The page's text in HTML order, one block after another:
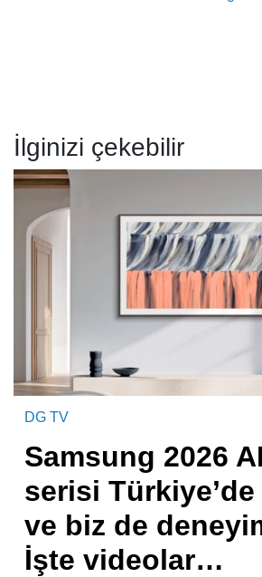
İlginizi çekebilir
DG TV
Samsung 2026
serisi Türkiye’de
ve biz de
İşte videolar…